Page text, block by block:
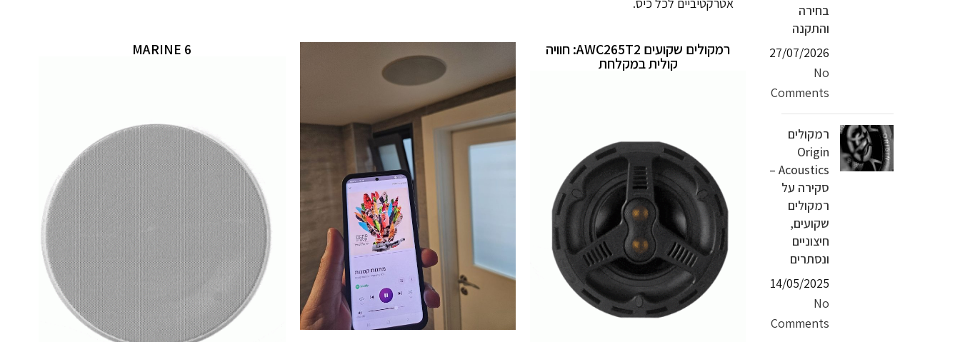
רמקולים שקועים AWC265T2: חוויה
קולית במקלחת
MARINE 6
בחירה
והתקנה
27/07/2026
No
Comments
רמקולים
Origin
Acoustics –
סקירה על
רמקולים
שקועים,
חיצוניים
ונסתרים
14/05/2025
No
Comments